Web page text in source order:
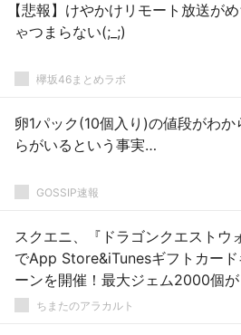
【悲報】けやかけリモート放送が
ゃつまらない(;_;)
欅坂46まとめラボ
卵1パック(10個入り)の値段がわか
らがいるという事実…
GOSSIP速報
スクエニ、『ドラゴンクエストウ
でApp Store&iTunesギフトカー
ーンを開催！最大ジェム2000個が
る！ちまたのアラカルト